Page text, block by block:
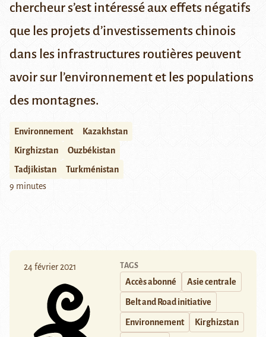
chercheur s’est intéressé aux effets négatifs
que les projets d’investissements chinois
dans les infrastructures routières peuvent
avoir sur l’environnement et les populations
des montagnes.
Environnement
Kazakhstan
Kirghizstan
Ouzbékistan
Tadjikistan
Turkménistan
9 minutes
24 février 2021 TAGS
Accès abonné Asie centrale
Belt and Road initiative
Environnement Kirghizstan